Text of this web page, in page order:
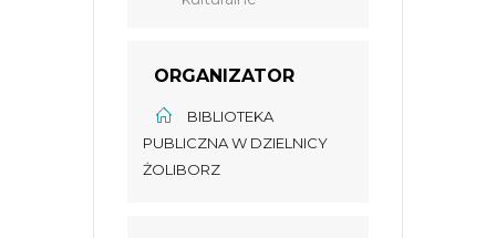
ORGANIZATOR
BIBLIOTEKA
PUBLICZNA W DZIELNICY
ŻOLIBORZ